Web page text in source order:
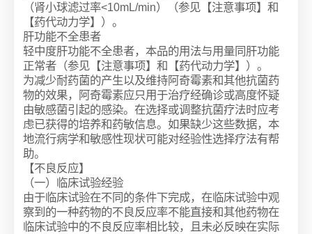
（肾小球滤过率<10mL/min）（参见【注意事项】和
【药代动力学】）。
肝功能不全患者
轻中度肝功能不全患者，本品的用法与用量同肝功能
正常者（参见【注意事项】和【药代动力学】）。
为减少耐药菌的产生以及维持阿奇霉素和其他抗菌药
物的效果，阿奇霉素应只用于治疗经确诊或高度怀疑
由敏感菌引起的感染。在选择或调整抗菌疗法时应考
虑已获得的培养和药敏信息。如果缺少这些数据，本
地流行病学和敏感性现状可能对经验性选择疗法有帮
助。
【不良反应】
（一）临床试验经验
由于临床试验在不同的条件下完成，在临床试验中观
察到的一种药物的不良反应率不能直接和其他药物在
临床试验中的不良反应率相比较，且未必反映在实际